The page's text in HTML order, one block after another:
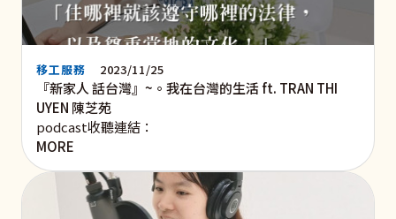
移工服務 2023/11/25
『新家人 話台灣』~。我在台灣的生活 ft. TRAN THI
UYEN 陳芝苑
podcast收聽連結：
MORE